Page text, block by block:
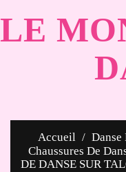
LE
Accueil
Danse
Chaussures De
DE DANSE SUR